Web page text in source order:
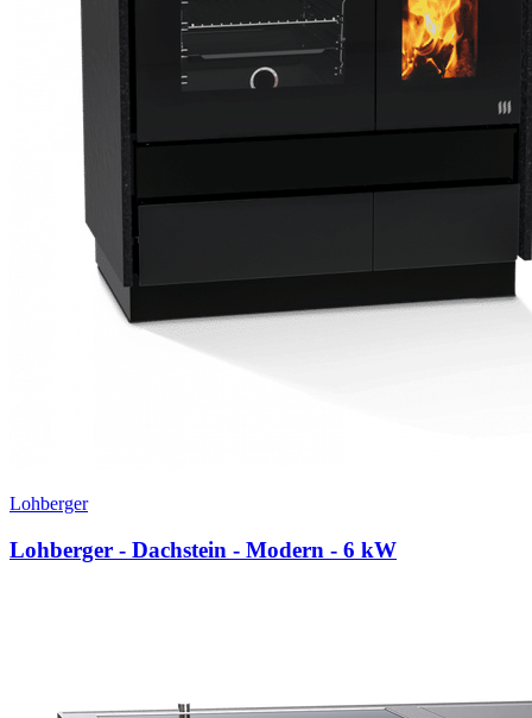
Lohberger
Lohberger - Dachstein - Modern - 6 kW